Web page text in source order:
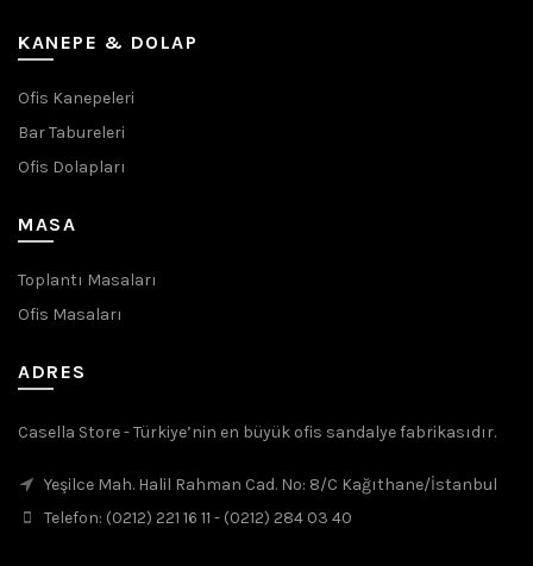
KANEPE & DOLAP
Ofis Kanepeleri
Bar Tabureleri
Ofis Dolapları
MASA
Toplantı Masaları
Ofis Masaları
ADRES
Casella Store - Türkiye’nin en büyük ofis sandalye fabrikasıdır.
Yeşilce Mah. Halil Rahman Cad. No: 8/C Kağıthane/İstanbul
Telefon: (0212) 221 16 11 - (0212) 284 03 40